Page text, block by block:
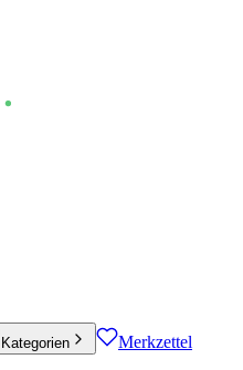
Kategorien Merkzettel